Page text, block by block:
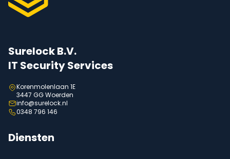
Surelock B.V.
IT Security Services
Korenmolenlaan 1E
3447 GG Woerden
info@surelock.nl
0348 796 146
Diensten